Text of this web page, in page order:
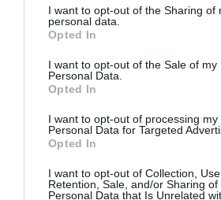
I want to opt-out of the Sharing of
personal data.
Opted In
I want to opt-out of the Sale of my
Personal Data.
Opted In
I want to opt-out of processing my
Personal Data for Targeted
Opted In
I want to opt-out of Collection, Use,
Retention, Sale, and/or Sharing of
Personal Data that Is Unrelated
Σχετικά